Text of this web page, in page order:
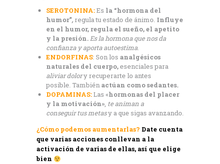
SEROTONINA:Es la “hormona del
humor”,regula tu estado de ánimo. Influye
en el humor, regula el sueño, el apetito
y la presión.Es la hormona que nos da
confianza y aporta autoestima.
ENDORFINAS: Son los analgésicos
naturales del cuerpo,esenciales para
aliviar dolory recuperarte lo antes
posible. Tambiénactúan como sedantes.
DOPAMINAS:Las «hormonas del placer
y la motivación», te animan a
conseguir tus metasy a que sigas avanzando.
¿Cómo podemos aumentarlas? Date cuenta
que varias acciones conllevan a la
activación de varias de ellas, así que elige
bien